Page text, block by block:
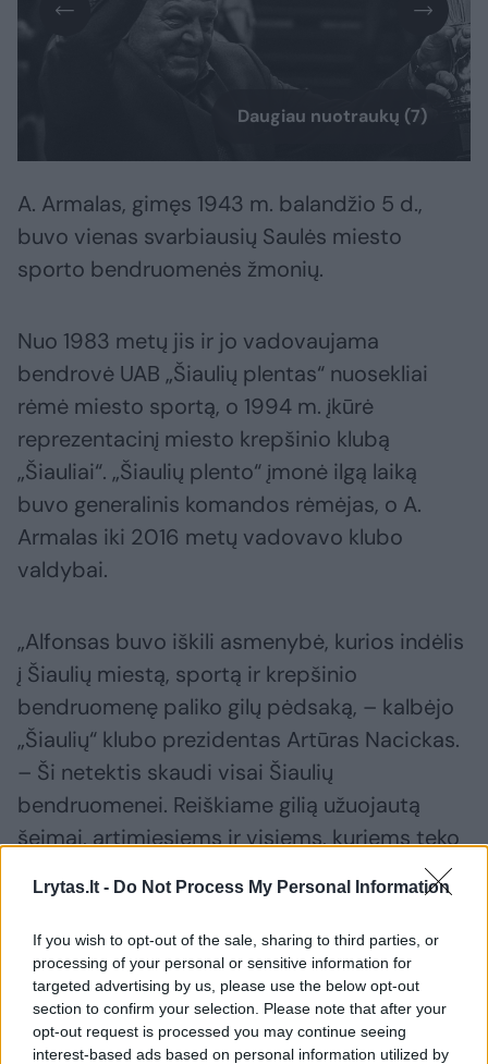
Lrytas.lt - Do Not Process My Personal Information
If you wish to opt-out of the sale, sharing to third parties, or
processing of your personal or sensitive information for
targeted advertising by us, please use the below opt-out
section to confirm your selection. Please note that after your
opt-out request is processed you may continue seeing
interest-based ads based on personal information utilized by
Daugiau nuotraukų (7)
A. Armalas, gimęs 1943 m. balandžio 5 d.,
buvo vienas svarbiausių Saulės miesto
sporto bendruomenės žmonių.
Nuo 1983 metų jis ir jo vadovaujama
bendrovė UAB „Šiaulių plentas“ nuosekliai
rėmė miesto sportą, o 1994 m. įkūrė
reprezentacinį miesto krepšinio klubą
„Šiauliai“. „Šiaulių plento“ įmonė ilgą laiką
buvo generalinis komandos rėmėjas, o A.
Armalas iki 2016 metų vadovavo klubo
valdybai.
„Alfonsas buvo iškili asmenybė, kurios indėlis
į Šiaulių miestą, sportą ir krepšinio
bendruomenę paliko gilų pėdsaką, – kalbėjo
„Šiaulių“ klubo prezidentas Artūras Nacickas.
– Ši netektis skaudi visai Šiaulių
bendruomenei. Reiškiame gilią užuojautą
šeimai, artimiesiems ir visiems, kuriems teko
Susiję straipsniai